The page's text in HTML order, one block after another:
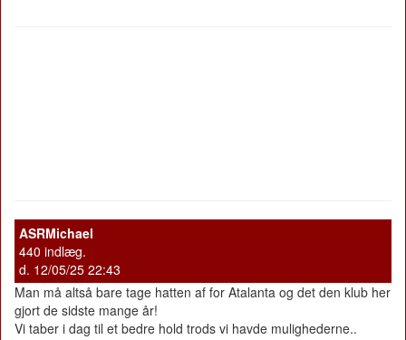
ASRMichael
440 indlæg.
d. 12/05/25 22:43
Man må altså bare tage hatten af for Atalanta og det den klub her
gjort de sidste mange år!
Vi taber i dag til et bedre hold trods vi havde mulighederne..